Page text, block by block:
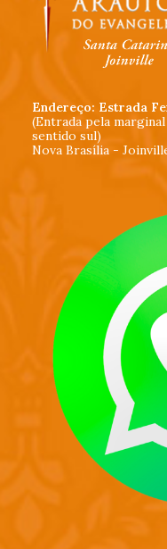
Endereço: Estrada
(Entrada pela
sentido sul)
Nova Brasília -